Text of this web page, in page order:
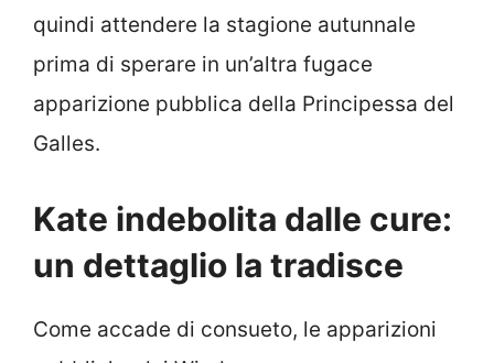
quindi attendere la stagione autunnale
prima di sperare in un’altra fugace
apparizione pubblica della Principessa del
Galles.
Kate indebolita dalle cure:
un dettaglio la tradisce
Come accade di consueto, le apparizioni